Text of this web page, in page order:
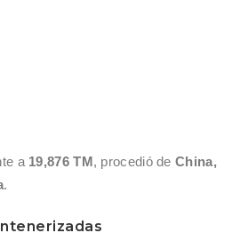
a 19,876 TM, procedió deChina,
.